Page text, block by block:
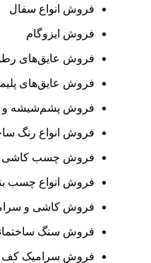
فروش انواع سفال
فروش ایزوگام
فروش عایق‌های
فروش عایق‌های
فروش پشم‌شیشه و
فروش انواع رنگ
فروش چسب کاشی
فروش انواع چسب
فروش کاشی و
فروش سنگ
فروش سرامیک کف